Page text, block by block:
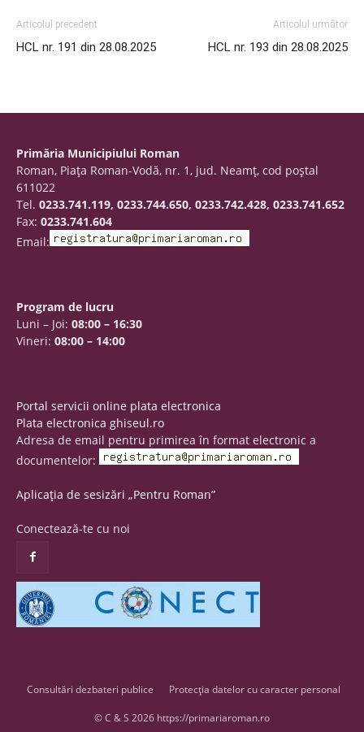
Articolul precedent
HCL nr. 191 din 28.08.2025
Articolul următor
HCL nr. 193 din 28.08.2025
Primăria Municipiului Roman
Roman, Piaţa Roman-Vodă, nr. 1, jud. Neamţ, cod poştal
611022
Tel. 0233.741.119, 0233.744.650, 0233.742.428, 0233.741.652
Fax: 0233.741.604
Email:
Program de lucru
Luni – Joi: 08:00 – 16:30
Vineri: 08:00 – 14:00
Portal servicii online plata electronica
Plata electronica ghiseul.ro
Adresa de email pentru primirea în format electronic a
documentelor:
Aplicația de sesizări „Pentru Roman”
Conectează-te cu noi
Consultări dezbateri publice Protecția datelor cu caracter personal
© C & S 2026 https://primariaroman.ro